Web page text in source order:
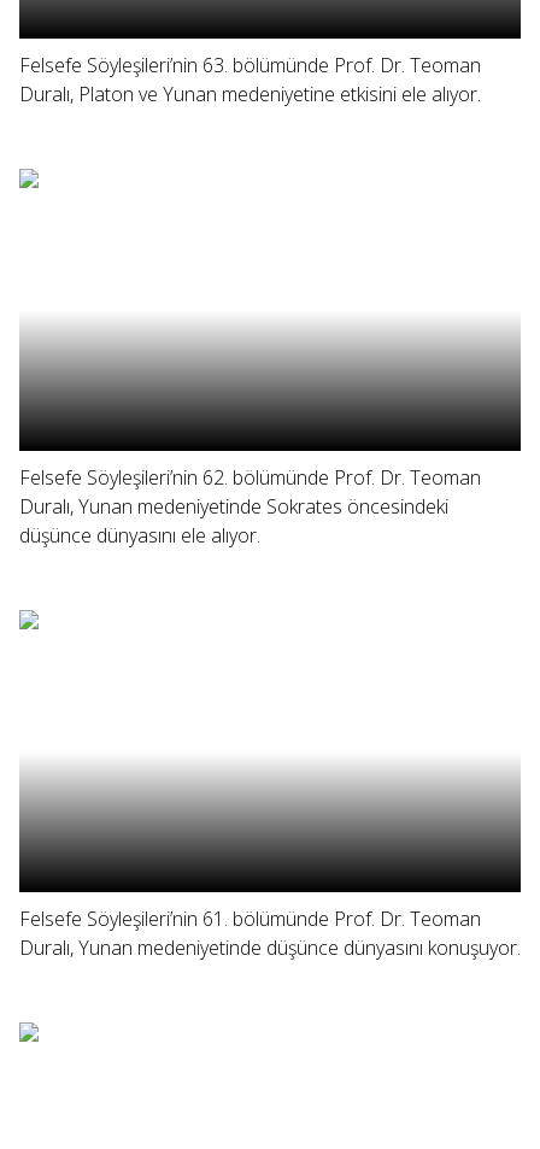
Felsefe Söyleşileri’nin 63. bölümünde Prof. Dr. Teoman
Duralı, Platon ve Yunan medeniyetine etkisini ele alıyor.
Felsefe Söyleşileri’nin 62. bölümünde Prof. Dr. Teoman
Duralı, Yunan medeniyetinde Sokrates öncesindeki
düşünce dünyasını ele alıyor.
Felsefe Söyleşileri’nin 61. bölümünde Prof. Dr. Teoman
Duralı, Yunan medeniyetinde düşünce dünyasını konuşuyor.